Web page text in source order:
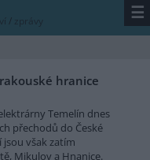
/ zprávy ☰
hranice
Temelín dnes
přechodů do České
však zatím
Mikulov a Hnanice.